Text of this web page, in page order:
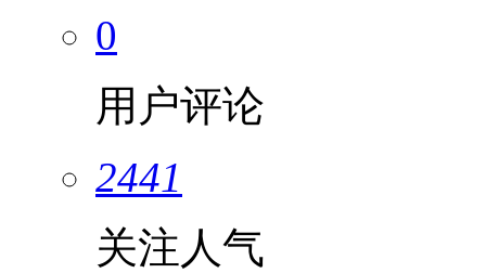
0
用户评论
2441
关注人气